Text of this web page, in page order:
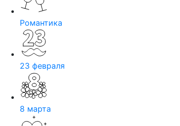
Романтика
23 февраля
8 марта